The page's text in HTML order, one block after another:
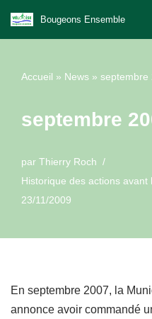
Aller
contenu
Bougeons Ensemble
Accueil » News » septembre
septembre
par Thierry Roch
Historique des actions avant
23/11/2009
En septembre 2007, la
annonce avoir commandé